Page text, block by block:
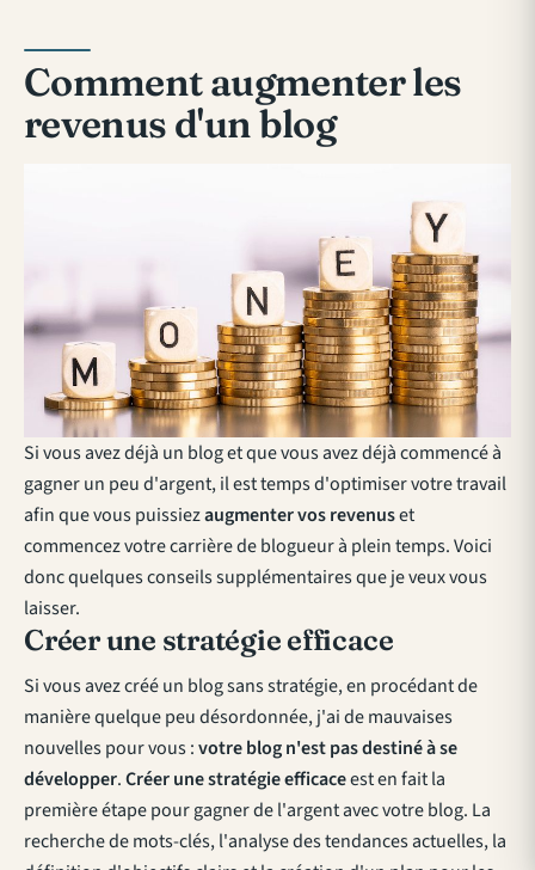
Comment augmenter les
revenus d'un blog
Si vous avez déjà un blog et que vous avez déjà commencé à
gagner un peu d'argent, il est temps d'optimiser votre travail
afin que vous puissiezaugmenter vos revenuset
commencez votre carrière de blogueur à plein temps. Voici
donc quelques conseils supplémentaires que je veux vous
laisser.
Créer une stratégie efficace
Si vous avez créé un blog sans stratégie, en procédant de
manière quelque peu désordonnée, j'ai de mauvaises
nouvelles pour vous :votre blog n'est pas destiné à se
développer.Créer une stratégie efficaceest en fait la
première étape pour gagner de l'argent avec votre blog. La
recherche de mots-clés, l'analyse des tendances actuelles, la